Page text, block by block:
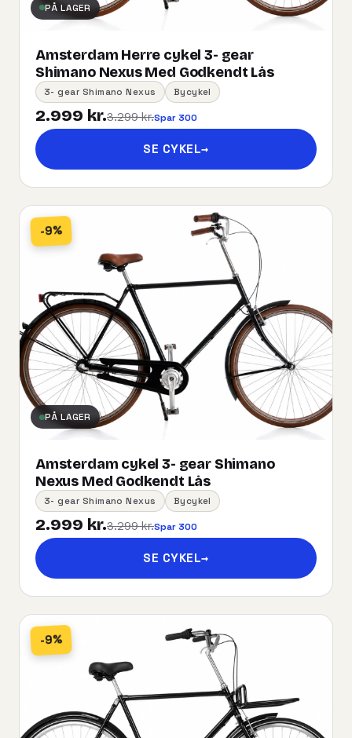
PÅ LAGER
Amsterdam Herre cykel 3- gear
Shimano Nexus Med Godkendt Lås
3- gear Shimano Nexus Bycykel
2.999 kr.3.299 kr.Spar 300
SE CYKEL→
-9%
PÅ LAGER
Amsterdam cykel 3- gear Shimano
Nexus Med Godkendt Lås
3- gear Shimano Nexus Bycykel
2.999 kr.3.299 kr.Spar 300
SE CYKEL→
-9%